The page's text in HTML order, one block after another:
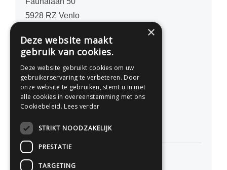
5928 RZ Venlo
077 - 741 07 41
info@drukwerkonline.nl
KvK 12053217
Persoonlijk advies
×
Deze website maakt
gebruik van cookies.
Deze website gebruikt cookies om uw
gebruikerservaring te verbeteren. Door
onze website te gebruiken, stemt u in met
alle cookies in overeenstemming met ons
Cookiebeleid. Lees verder
STRIKT NOODZAKELIJK
PRESTATIE
TARGETING